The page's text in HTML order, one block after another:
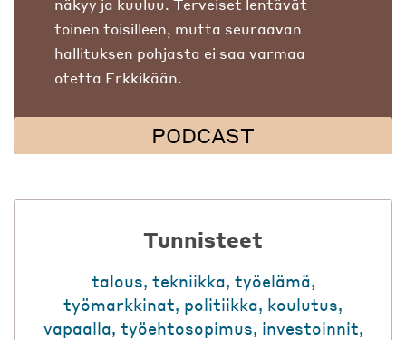
näkyy ja kuuluu. Terveiset lentävät
toinen toisilleen, mutta seuraavan
hallituksen pohjasta ei saa varmaa
otetta Erkkikään.
PODCAST
Tunnisteet
talous, tekniikka, työelämä,
työmarkkinat, politiikka, koulutus,
vapaalla, työehtosopimus, investoinnit,